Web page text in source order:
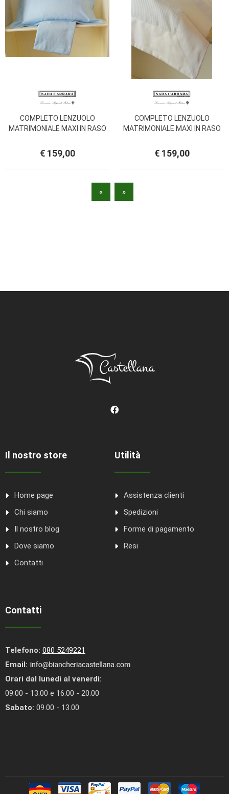
COMPLETO LENZUOLO
MATRIMONIALE MAXI IN RASO
CELESTE
€ 159,00
COMPLETO LENZUOLO
MATRIMONIALE MAXI IN RASO
AVORIO
€ 159,00
« »
Il nostro store
Home page
Chi siamo
Il nostro blog
Dove siamo
Contatti
Utilità
Assistenza clienti
Spedizioni
Forme di pagamento
Resi
Contatti
Telefono: 080 5249221
Email:
Orari dal lunedì al venerdì:
09.00 - 13.00 e 16.00 - 20.00
Sabato: 09.00 - 13.00